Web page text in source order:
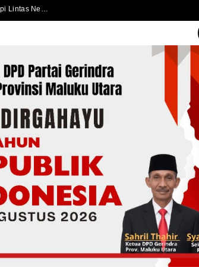
Satlantas Polres Halmahera Selatan Atur Lalu Lintas di SPBU Bacan, Arus Kendaraan Tetap Lancar